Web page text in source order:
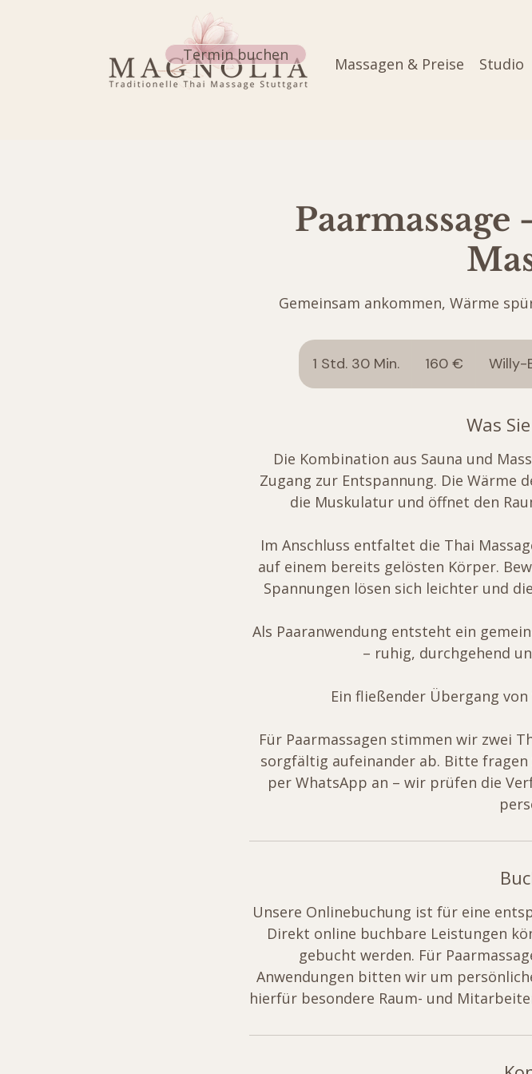
Termin buchen Massagen & Preise Studio
Gemeinsam ankommen, Wärme
1 Std. 30 Min.
S
160 € Willy-
Was
Die Kombination aus Sauna und
Zugang zur Entspannung. Die Wärme
die Muskulatur und öffnet den
Im Anschluss entfaltet die Thai
auf einem bereits gelösten Körper.
Spannungen lösen sich leichter und
Als Paaranwendung entsteht ein
– ruhig, durchgehend
Ein fließender Übergang
Für Paarmassagen stimmen wir zwei
sorgfältig aufeinander ab. Bitte
per WhatsApp an – wir prüfen die
Unsere Onlinebuchung ist für eine
Direkt online buchbare Leistungen
gebucht werden. Für
Anwendungen bitten wir um
hierfür besondere Raum- und